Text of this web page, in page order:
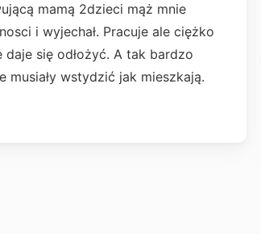
mamą 2dzieci mąż mnie
i wyjechał. Pracuje ale ciężko
się odłożyć. A tak bardzo
musiały wstydzić jak mieszkają.